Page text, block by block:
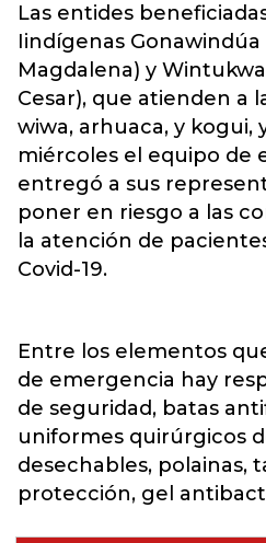
Las entides
Iindígenas
Magdalena) y
Cesar), que atienden a
wiwa, arhuaca, y kogui,
miércoles el equipo de
entregó a sus
poner en riesgo a las
la atención de
Covid-19.
Entre los elementos
de emergencia hay
de seguridad, batas
uniformes quirúrgicos
desechables, polainas,
protección, gel